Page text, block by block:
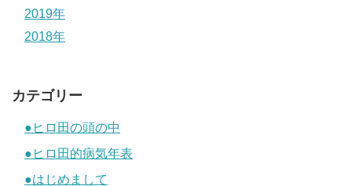
2019年
2018年
カテゴリー
●ヒロ田の頭の中
●ヒロ田的病気年表
●はじめまして